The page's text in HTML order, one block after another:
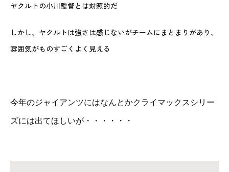
ヤクルトの小川監督とは対照的だ
しかし、ヤクルトは強さは感じないがチームにまとまりがあり、
雰囲気がものすごくよく見える
今年のジャイアンツにはなんとかクライマックスシリー
ズには出てほしいが・・・・・・